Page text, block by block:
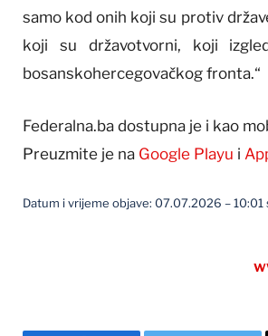
samo kod onih koji su protiv
koji su državotvorni, koji
bosanskohercegovačkog fronta.“
Federalna.ba dostupna je i kao
Preuzmite je na Google Playu i
Datum i vrijeme objave: 07.07.2026 – 10:01